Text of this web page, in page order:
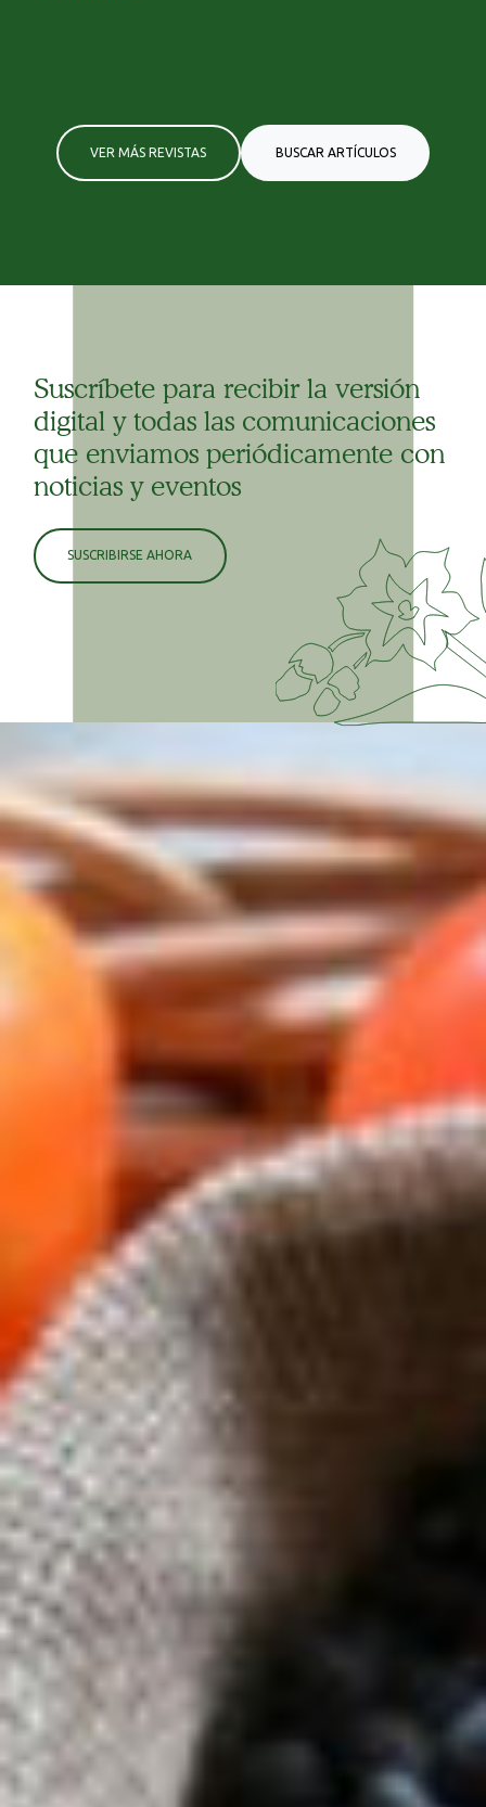
VER MÁS REVISTAS BUSCAR ARTÍCULOS
Suscríbete para recibir la versión
digital y todas las comunicaciones
que enviamos periódicamente con
noticias y eventos
SUSCRIBIRSE AHORA